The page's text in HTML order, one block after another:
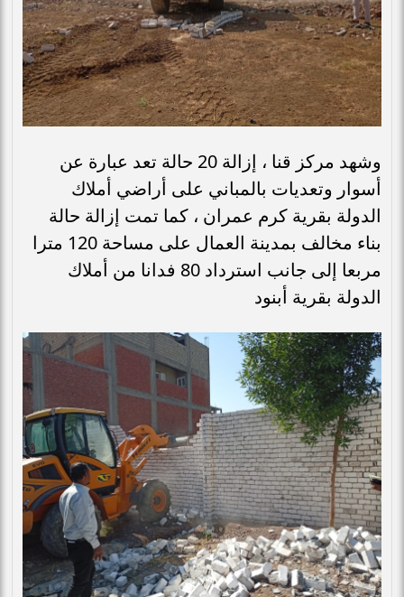
وشهد مركز قنا ، إزالة 20 حالة تعد عبارة عن
أسوار وتعديات بالمباني على أراضي أملاك
الدولة بقرية كرم عمران ، كما تمت إزالة حالة
بناء مخالف بمدينة العمال على مساحة 120 مترا
مربعا إلى جانب استرداد 80 فدانا من أملاك
الدولة بقرية أبنود